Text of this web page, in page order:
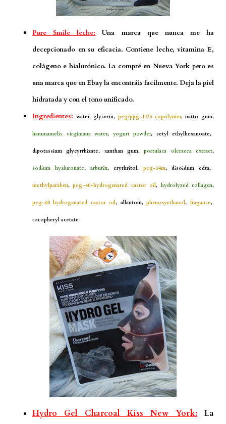
Pure Smile leche: Una marca que nunca me ha
decepcionado en su eficacia. Contiene leche, vitamina E,
colágeno e hialurónico. La compré en Nueva York pero es
una marca que en Ebay la encontráis facilmente. Deja la piel
hidratada y con el tono unificado.
Ingredientes: water, glycerin,peg/ppg-17/6 copolymer, natto gum,
hammamelis virginiana water, yogurt powder, cetyl ethylhexanoate,
dipotassium glycyrrhizate, xanthan gum, portulaca oleracea extract,
sodium hyaluronate, arbutin, erythritol, peg-14m, disoidum edta,
methylparaben,peg-40-hydrogenated castor oil, hydrolyzed collagen,
peg-60 hydrogenated castor oil, allantoin,phenoxyethanol, fragance,
tocopheryl acetate
Hydro Gel Charcoal Kiss New York: La